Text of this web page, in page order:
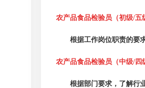
农产品食品检验员（初级/五
根据工作岗位职责的要
农产品食品检验员（中级/四
根据部门要求，了解行